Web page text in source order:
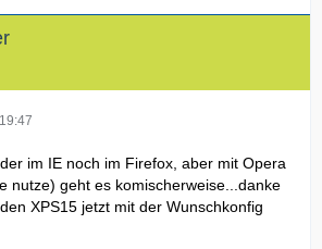
im IE noch im Firefox, aber mit Opera
nutze) geht es komischerweise...danke
XPS15 jetzt mit der Wunschkonfig